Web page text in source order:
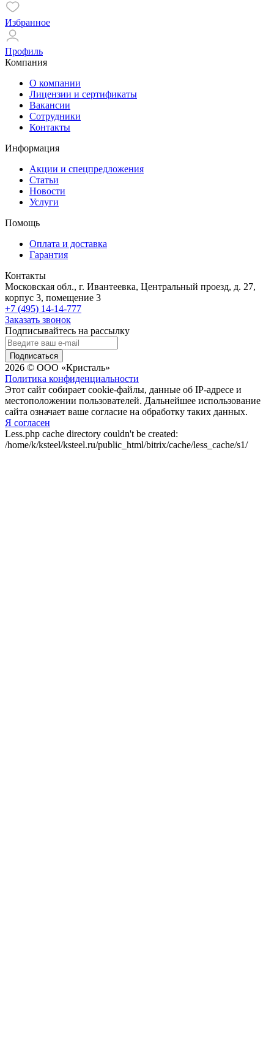
Избранное
Профиль
Компания
О компании
Лицензии и сертификаты
Вакансии
Сотрудники
Контакты
Информация
Акции и спецпредложения
Статьи
Новости
Услуги
Помощь
Оплата и доставка
Гарантия
Контакты
Московская обл., г. Ивантеевка, Центральный проезд, д. 27,
корпус 3, помещение 3
+7 (495) 14-14-777
Заказать звонок
Подписывайтесь на рассылку
Подписаться
2026 © ООО «Кристаль»
Политика конфиденциальности
Этот сайт собирает cookie-файлы, данные об IP-адресе и
местоположении пользователей. Дальнейшее использование
сайта означает ваше согласие на обработку таких данных.
Я согласен
Less.php cache directory couldn't be created:
/home/k/ksteel/ksteel.ru/public_html/bitrix/cache/less_cache/s1/